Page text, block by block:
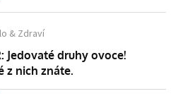
& Zdraví
Jedovaté druhy ovoce!
z nich znáte.